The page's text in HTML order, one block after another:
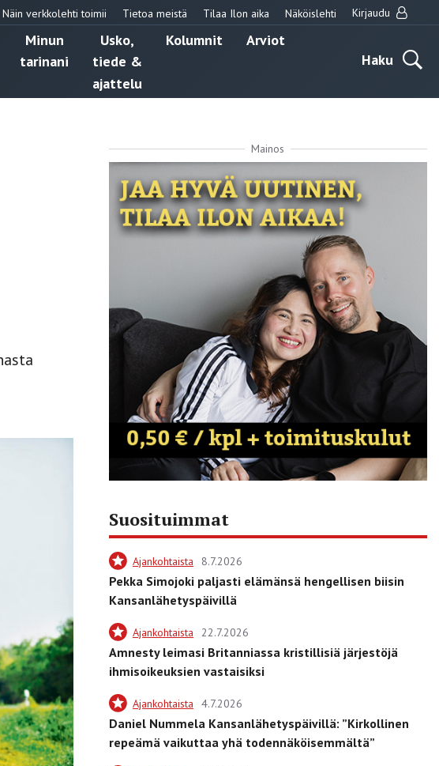
Näin verkkolehti toimii Tietoa meistä Tilaa Ilon aika Näköislehti Kirjaudu
Minun
tarinani
Usko,
tiede &
ajattelu
Kolumnit
Arviot
Haku
Mainos
Suosituimmat
Ajankohtaista 8.7.2026
Pekka Simojoki paljasti elämänsä hengellisen biisin
Kansanlähetyspäivillä
Ajankohtaista 22.7.2026
Amnesty leimasi Britanniassa kristillisiä järjestöjä
ihmisoikeuksien vastaisiksi
Ajankohtaista 4.7.2026
Daniel Nummela Kansanlähetyspäivillä: ”Kirkollinen
repeämä vaikuttaa yhä todennäköisemmältä”